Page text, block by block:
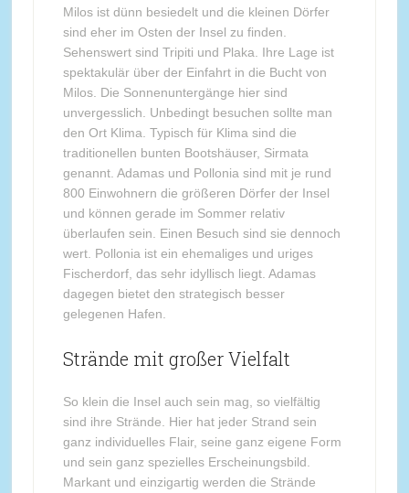
Milos ist dünn besiedelt und die kleinen Dörfer
sind eher im Osten der Insel zu finden.
Sehenswert sind Tripiti und Plaka. Ihre Lage ist
spektakulär über der Einfahrt in die Bucht von
Milos. Die Sonnenuntergänge hier sind
unvergesslich. Unbedingt besuchen sollte man
den Ort Klima. Typisch für Klima sind die
traditionellen bunten Bootshäuser, Sirmata
genannt. Adamas und Pollonia sind mit je rund
800 Einwohnern die größeren Dörfer der Insel
und können gerade im Sommer relativ
überlaufen sein. Einen Besuch sind sie dennoch
wert. Pollonia ist ein ehemaliges und uriges
Fischerdorf, das sehr idyllisch liegt. Adamas
dagegen bietet den strategisch besser
gelegenen Hafen.
Strände mit großer Vielfalt
So klein die Insel auch sein mag, so vielfältig
sind ihre Strände. Hier hat jeder Strand sein
ganz individuelles Flair, seine ganz eigene Form
und sein ganz spezielles Erscheinungsbild.
Markant und einzigartig werden die Strände